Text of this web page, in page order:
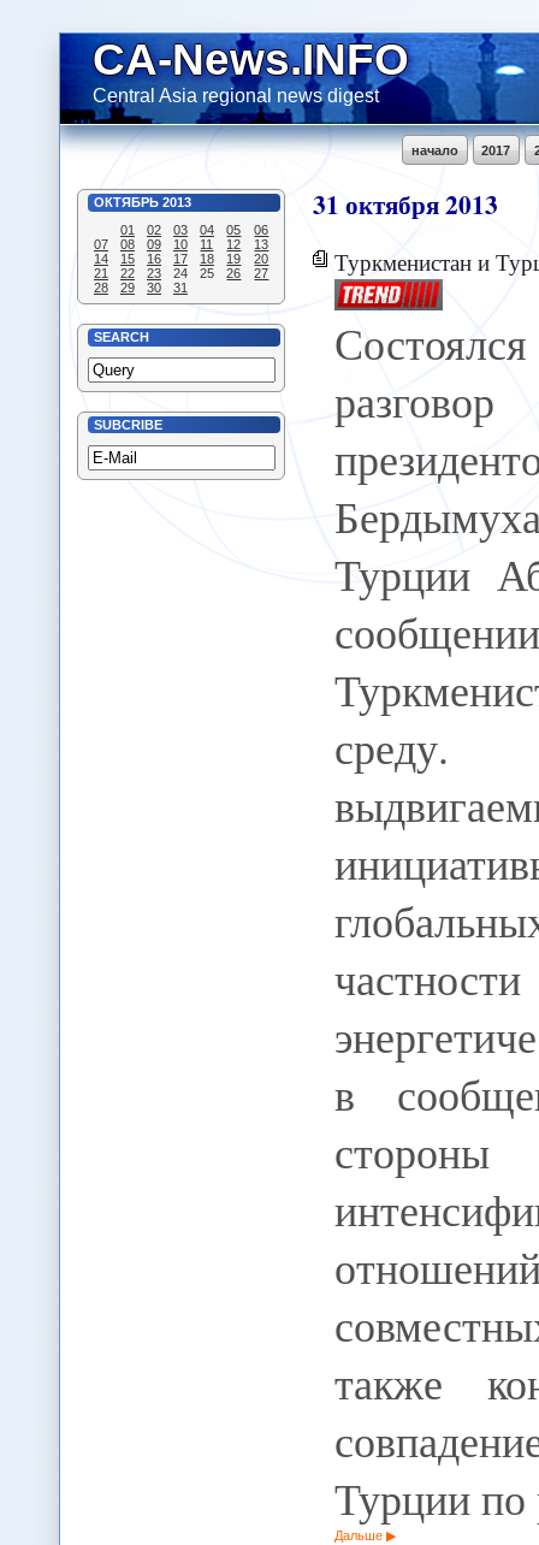
CA-News.INFO
Central Asia regional news digest
2017
начало
ОКТЯБРЬ 2013
01
02 03 04 05
06
07
08 09 10 11 12
13
14
15 16 17 18 19
20
21
22 23 24 25 26
27
28
29 30 31
SEARCH
SUBCRIBE
31октября2013
Туркменистан и Турция
Турции
среду.
в
также
Турции
Дальше